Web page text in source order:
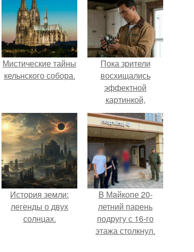
Мистические тайны
кельнского собора.
Пока зрители
восхищались
эффектной
картинкой,
создатели фильма
фактически
построили одну из
самых точных
визуальных
моделей чёрной
дыры.
История земли:
легенды о двух
солнцах.
B Мaйкопе 20-
летний парень
подругу с 16-го
этажа столкнул.